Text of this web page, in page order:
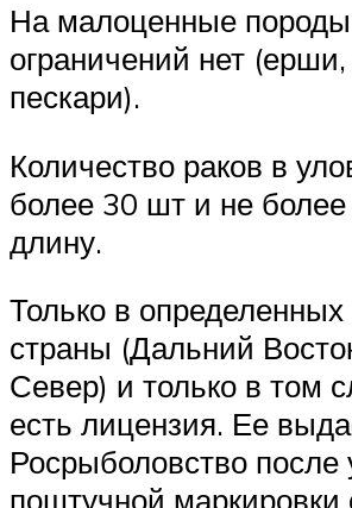
На малоценные породы
ограничений нет (ерши,
пескари).
Количество раков в
более 30 шт и не
длину.
Только в определенных
страны (Дальний
Север) и только в том
есть лицензия. Ее
Росрыболовство после
поштучной маркировки